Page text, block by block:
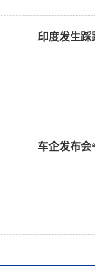
印度发生踩
车企发布会